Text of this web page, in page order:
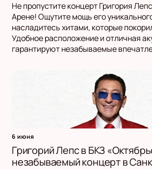
Не пропустите концерт Григория
Арене! Ощутите мощь его
насладитесь хитами, которые
Удобное расположение и отличная
гарантируют незабываемые
6 июня
Григорий Лепс в БКЗ
незабываемый концерт в